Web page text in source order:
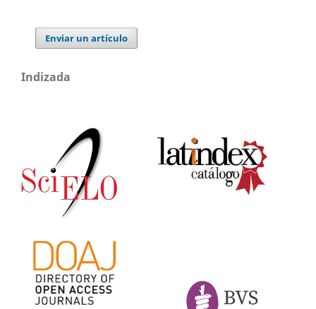
Enviar un artículo
Indizada